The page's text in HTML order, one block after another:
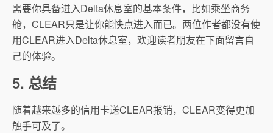
需要你具备进入Delta休息室的基本条件，比如乘坐商务
舱，CLEAR只是让你能快点进入而已。两位作者都没有使
用CLEAR进入Delta休息室，欢迎读者朋友在下面留言自
己的体验。
5. 总结
随着越来越多的信用卡送CLEAR报销，CLEAR变得更加
触手可及了。